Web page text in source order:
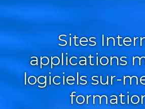
Sites
applications
logiciels sur-